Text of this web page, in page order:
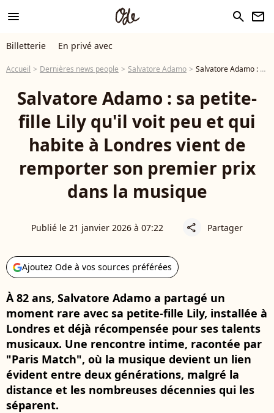
menu search newsletter
Billetterie En privé avec
Accueil Dernières news people Salvatore Adamo Salvatore Adamo : sa petite-fille Lily qu'il voit peu et qui habite à Londres vient de remporter son premier prix dans la musique
Salvatore Adamo : sa petite-
fille Lily qu'il voit peu et qui
habite à Londres vient de
remporter son premier prix
dans la musique
Publié le 21 janvier 2026 à 07:22 share Partager
Ajoutez Ode à vos sources préférées
À 82 ans, Salvatore Adamo a partagé un
moment rare avec sa petite-fille Lily, installée à
Londres et déjà récompensée pour ses talents
musicaux. Une rencontre intime, racontée par
"Paris Match", où la musique devient un lien
évident entre deux générations, malgré la
distance et les nombreuses décennies qui les
séparent.